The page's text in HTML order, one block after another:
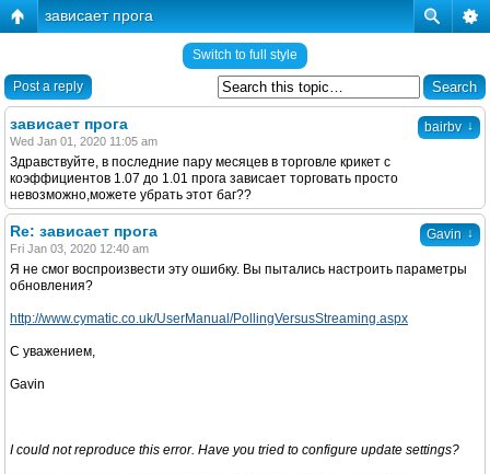
зависает прога
Switch to full style
Post a reply
bairbv ↓
зависает прога
Wed Jan 01, 2020 11:05 am
Здравствуйте, в последние пару месяцев в торговле крикет с
коэффициентов 1.07 до 1.01 прога зависает торговать просто
невозможно,можете убрать этот баг??
Gavin ↓
Re: зависает прога
Fri Jan 03, 2020 12:40 am
Я не смог воспроизвести эту ошибку. Вы пытались настроить параметры
обновления?
http://www.cymatic.co.uk/UserManual/PollingVersusStreaming.aspx
С уважением,
Gavin
I could not reproduce this error. Have you tried to configure update settings?